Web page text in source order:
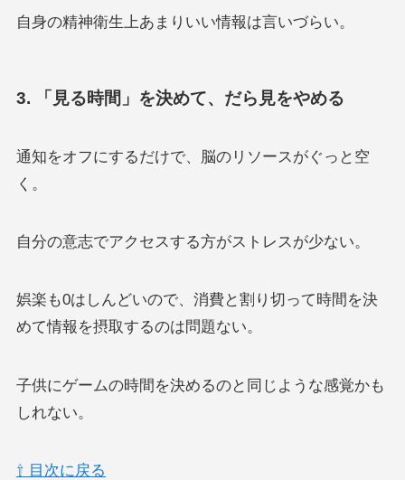
自身の精神衛生上あまりいい情報は言いづらい。
3. 「見る時間」を決めて、だら見をやめる
通知をオフにするだけで、脳のリソースがぐっと空
く。
自分の意志でアクセスする方がストレスが少ない。
娯楽も0はしんどいので、消費と割り切って時間を決
めて情報を摂取するのは問題ない。
子供にゲームの時間を決めるのと同じような感覚かも
しれない。
⇧ 目次に戻る